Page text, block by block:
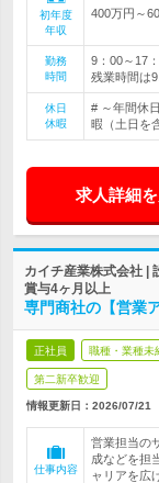
初年度
年収
400万円～
勤務
時間
9：00～17
残業時間は
休日
休暇
# ～年間休
暇（土日を
求人詳細
カイチ産業株式会社 |
賞与4ヶ月以上
専門商社の【営業
正社員 職種・業種未
第二新卒歓迎
情報更新日：2026/07/21
仕事内容
営業担当の
成などを担
ャリアを広